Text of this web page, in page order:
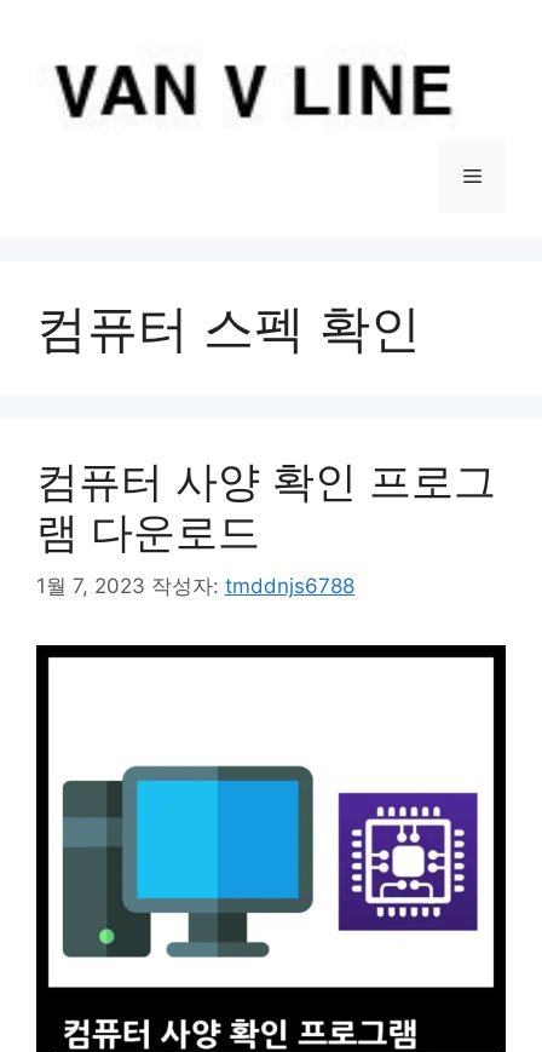
메
컴퓨터 스펙 확인
컴퓨터 사양 확인 프로그
램 다운로드
1월 7, 2023 작성자: tmddnjs6788